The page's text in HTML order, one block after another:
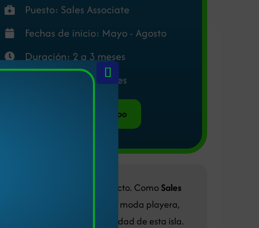
Puesto: Sales Associate
Fechas de inicio: Mayo - Agosto
Duración: 2 a 3 meses
Exclusivo para mujeres
Adquiere tu cupo
es el destino perfecto. ComoSales
en una vibrante tienda de moda playera,
y la increíble comunidad de esta isla.